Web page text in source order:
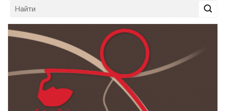
Смотреть проект